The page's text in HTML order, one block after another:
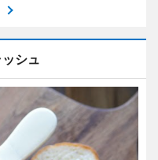
シュ